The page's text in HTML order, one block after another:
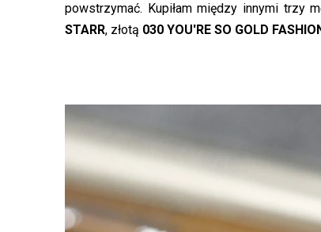
powstrzymać. Kupiłam między innymi trzy
STARR, złotą 030 YOU'RE SO GOLD